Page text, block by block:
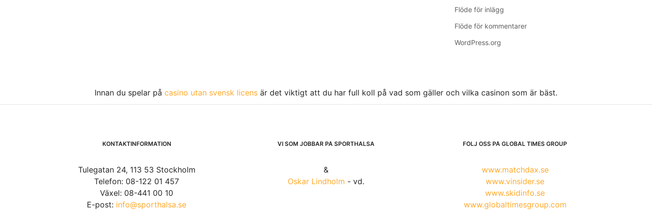
Flöde för inlägg
Flöde för kommentarer
WordPress.org
Innan du spelar på casino utan svensk licens är det viktigt att du har full koll på vad som gäller och vilka casinon som är bäst.
KONTAKTINFORMATION
Tulegatan 24, 113 53 Stockholm
Telefon: 08-122 01 457
Växel: 08-441 00 10
E-post: info@sporthalsa.se
VI SOM JOBBAR PÅ SPORTHÄLSA
&
Oskar Lindholm - vd.
FÖLJ OSS PÅ GLOBAL TIMES GROUP
www.matchdax.se
www.vinsider.se
www.skidinfo.se
www.globaltimesgroup.com